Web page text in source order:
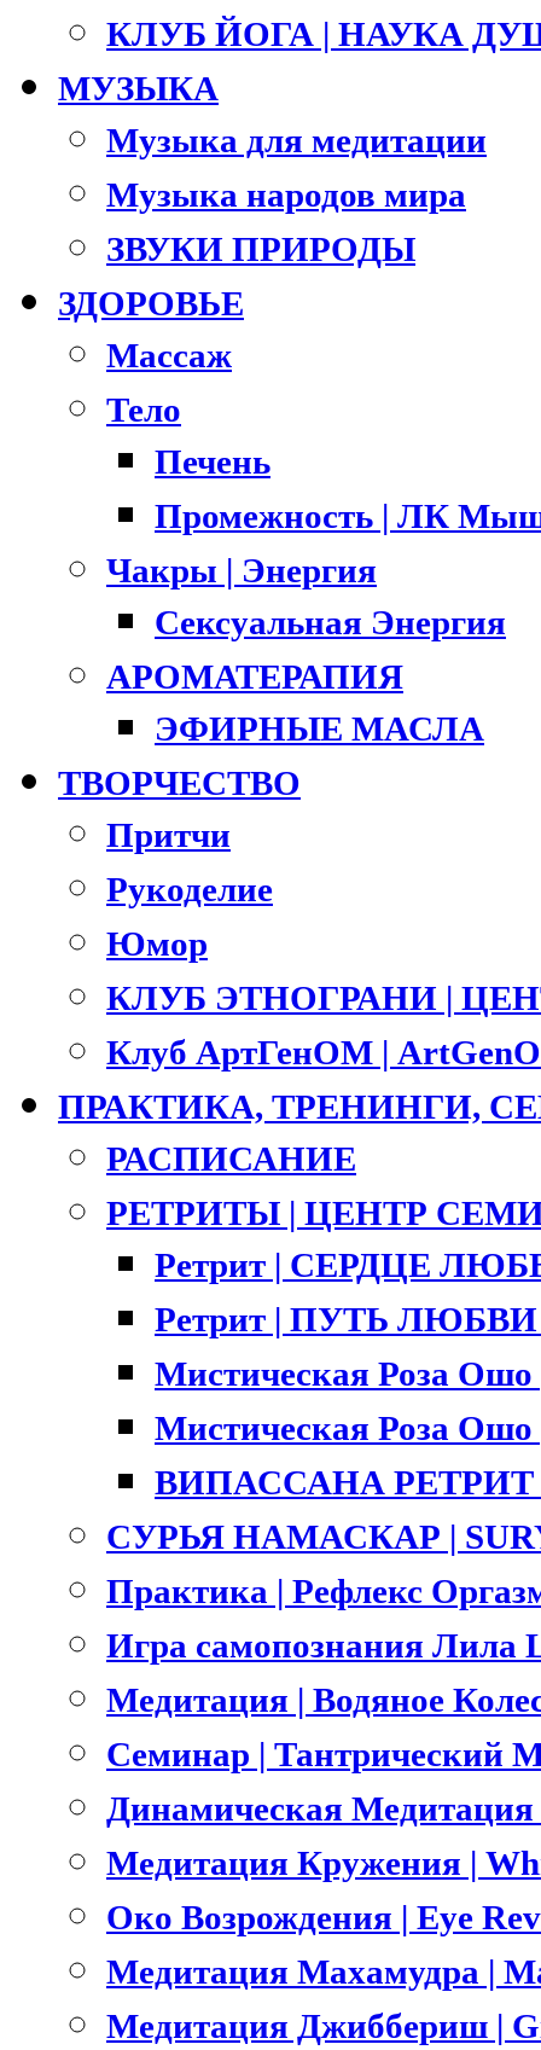
КЛУБ ЙОГА | НАУКА
МУЗЫКА
Музыка для медитации
Музыка народов мира
ЗВУКИ ПРИРОДЫ
ЗДОРОВЬЕ
Массаж
Тело
Печень
Промежность | ЛК
Чакры | Энергия
Сексуальная Энергия
АРОМАТЕРАПИЯ
ЭФИРНЫЕ МАСЛА
ТВОРЧЕСТВО
Притчи
Рукоделие
Юмор
КЛУБ ЭТНОГРАНИ |
Клуб АртГенОМ |
ПРАКТИКА, ТРЕНИНГИ,
РАСПИСАНИЕ
РЕТРИТЫ | ЦЕНТР
Ретрит | СЕРДЦЕ
Ретрит | ПУТЬ ЛЮБВИ
Мистическая Роза
Мистическая Роза Ошо
ВИПАССАНА РЕТРИТ |
СУРЬЯ НАМАСКАР |
Практика | Рефлекс
Игра самопознания Лила
Медитация | Водяное
Семинар | Тантрический
Динамическая
Медитация Кружения |
Око Возрождения | Eye
Медитация Махамудра |
Медитация Джиббериш |